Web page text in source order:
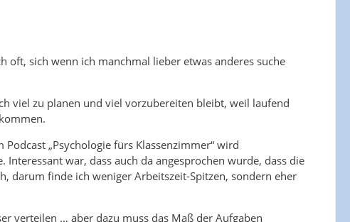
oft, sich wenn ich manchmal lieber etwas anderes suche
viel zu planen und viel vorzubereiten bleibt, weil laufend
„Psychologie fürs Klassenzimmer“ wird
war, dass auch da angesprochen wurde, dass die
darum finde ich weniger Arbeitszeit-Spitzen, sondern eher
verteilen … aber dazu muss das Maß der Aufgaben